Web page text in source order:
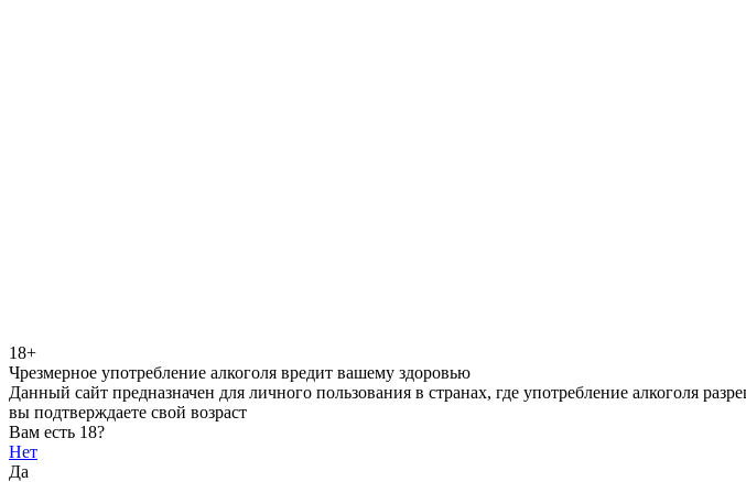
18+
Чрезмерное употребление алкоголя вредит вашему здоровью
Данный сайт предназначен для личного пользования в странах, где употребление алкоголя
вы подтверждаете свой возраст
Вам есть 18?
Нет
Да